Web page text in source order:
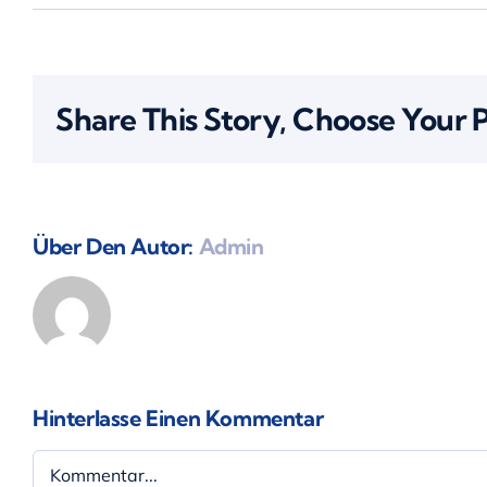
Share This Story, Choose Your
Über Den Autor: Admin
Hinterlasse Einen Kommentar
Kommentar